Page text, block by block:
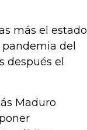
más el estado
del
después el
Maduro